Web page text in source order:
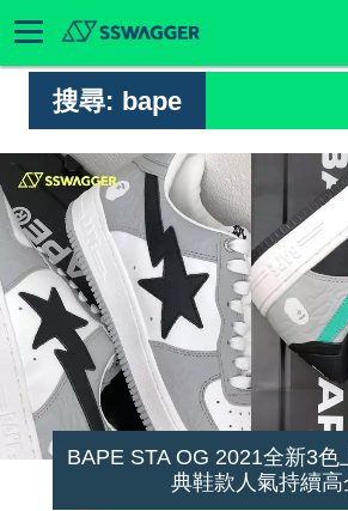
搜尋: bape
BAPE STA OG 2021全新3色
典鞋款人氣持續高